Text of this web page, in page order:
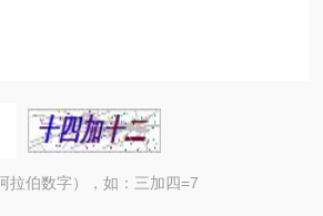
拉伯数字），如：三加四=7